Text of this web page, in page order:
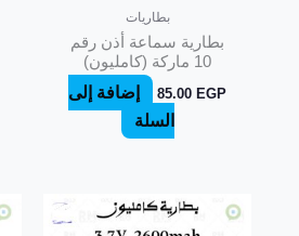
بطاريات
بطارية سماعة أذن رقم
10 ماركة (كامليون)
85.00 EGP
إضافة إلى
السلة